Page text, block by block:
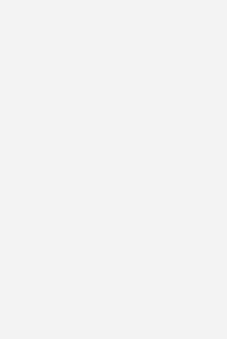
in der Region verwurzelt und bringt über 20
im Haustechnik-Großhandel mit. In
hat er Verantwortung für Vertrieb,
Niederlassung in den vergangenen Jahren
Kälte-Klima auf eigenen Wunsch
(RM)
Problem mit dem KK
erhalten Sie regelmäßig von uns